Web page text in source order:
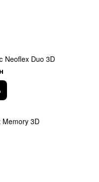
Neoflex Duo 3D